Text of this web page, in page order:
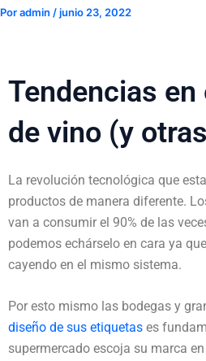
Poradmin /junio 23, 2022
Tendencias
de vino (y
La revolución tecnológica que
productos de manera diferente.
van a consumir el 90% de las
podemos echárselo en cara ya
cayendo en el mismo sistema.
Por esto mismo las bodegas y
diseño de sus etiquetas es
supermercado escoja su marca